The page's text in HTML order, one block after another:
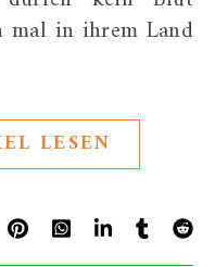
mal in ihrem Land
LESEN